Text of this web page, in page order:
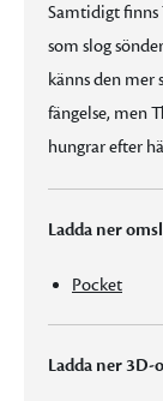
Samtidigt finns
som slog
känns den mer
fängelse, men
hungrar efter
Ladda ner
Pocket
Ladda ner 3D-